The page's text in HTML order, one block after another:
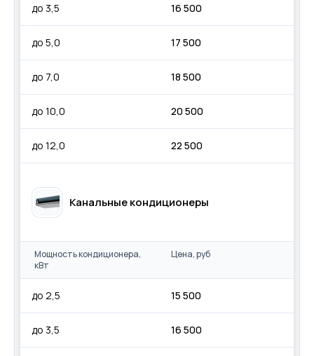
до 3,5 16 500
до 5,0 17 500
до 7,0 18 500
до 10,0 20 500
до 12,0 22 500
Канальные кондиционеры
Мощность кондиционера,
кВт
Цена, руб
до 2,5 15 500
до 3,5 16 500